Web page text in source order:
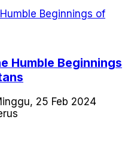
Humble Beginnings
25 Feb 2024